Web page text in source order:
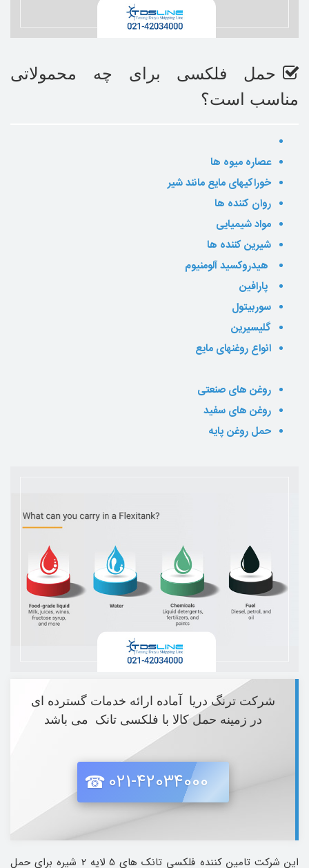
حمل فلکسی برای چه محمولاتی
مناسب است؟
عصاره میوه ها
خوراکیهای مایع مانند شیر
روان کننده ها
مواد شیمیایی
شیرین کننده ها
هیدروکسید آلومنیوم
پارافین
سوربیتول
گلیسیرین
انواع روغنهای مایع
روغن های صنعتی
روغن های سفید
حمل روغن پایه
شرکت ترنگ دریا آماده ارائه خدمات گسترده ای
در زمینه حمل کالا با فلکسی تانک می باشد
021-42034000
این شرکت تامین کننده فلکسی تانک های 5 لایه 2 شیره برای حمل